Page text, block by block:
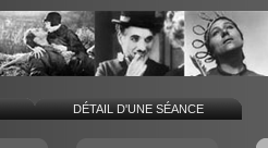
DÉTAIL D'UNE SÉANCE